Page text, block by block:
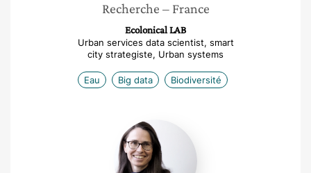
Recherche – France
Ecolonical LAB
Urban services data scientist, smart
city strategiste, Urban systems
Eau Big data Biodiversité
de
l’Épine